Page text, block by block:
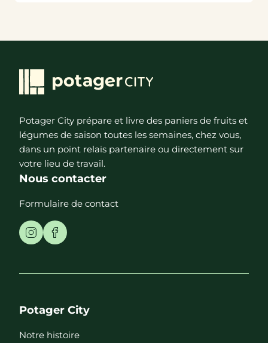
Potager City prépare et livre des paniers de fruits et
légumes de saison toutes les semaines, chez vous,
dans un point relais partenaire ou directement sur
votre lieu de travail.
Nous contacter
Formulaire de contact
Potager City
Notre histoire